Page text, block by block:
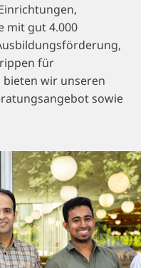
mit gut 4.000
für
bieten wir unseren
sowie